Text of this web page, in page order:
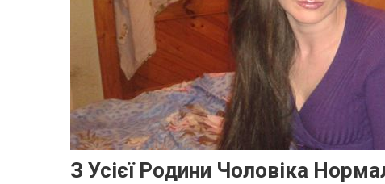
З Усієї Родини Чоловіка